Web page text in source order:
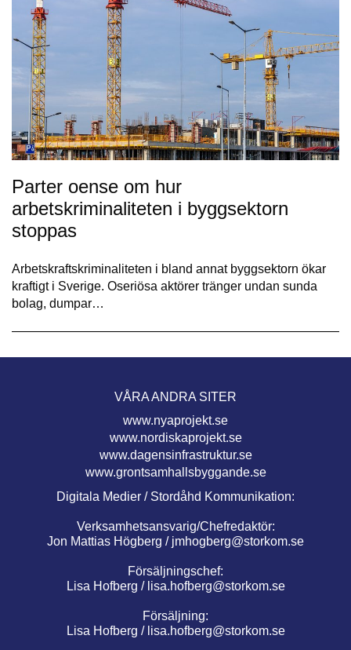
Parter oense om hur
arbetskriminaliteten i byggsektorn
stoppas
Arbetskraftskriminaliteten i bland annat byggsektorn ökar
kraftigt i Sverige. Oseriösa aktörer tränger undan sunda
bolag, dumpar…
VÅRA ANDRA SITER
www.nyaprojekt.se
www.nordiskaprojekt.se
www.dagensinfrastruktur.se
www.grontsamhallsbyggande.se
Digitala Medier / Stordåhd Kommunikation:
Verksamhetsansvarig/Chefredaktör:
Jon Mattias Högberg / jmhogberg@storkom.se
Försäljningschef:
Lisa Hofberg / lisa.hofberg@storkom.se
Försäljning:
Lisa Hofberg / lisa.hofberg@storkom.se